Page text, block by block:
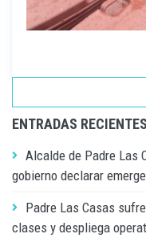
ENTRADAS RECIENTES
Alcalde de Padre Las
gobierno declarar
Padre Las Casas
clases y despliega